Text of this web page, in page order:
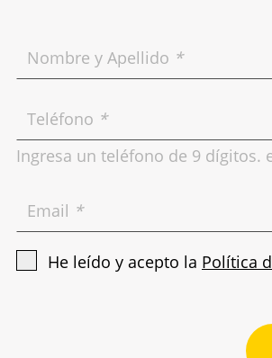
Nombre y Apellido *
Teléfono *
Ingresa un teléfono de 9 dígitos.
Email *
He leído y acepto la Política